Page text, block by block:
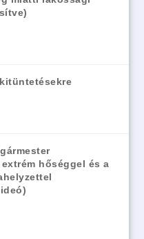
hőséggel és a